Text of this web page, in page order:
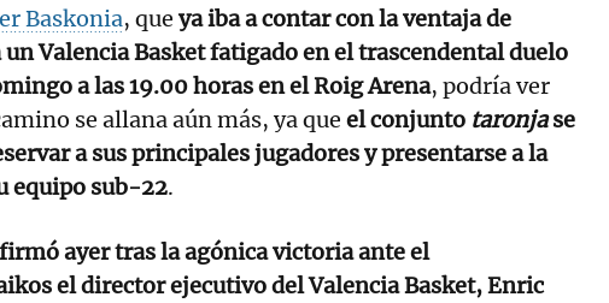
Baskonia, que ya iba a contar con la ventaja de
un Valencia Basket fatigado en el trascendental duelo
a las 19.00 horas en el Roig Arena, podría ver
se allana aún más, ya que el conjunto taronjase
a sus principales jugadores y presentarse a la
equipo sub-22.
ayer tras la agónica victoria ante el
el director ejecutivo del Valencia Basket, Enric